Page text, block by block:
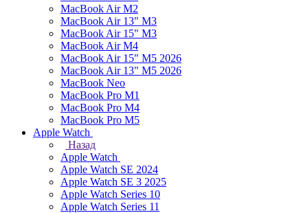
MacBook Air M2
MacBook Air 13" M3
MacBook Air 15" M3
MacBook Air M4
MacBook Air 15" М5 2026
MacBook Air 13" М5 2026
MacBook Neo
MacBook Pro M1
MacBook Pro M4
MacBook Pro M5
Apple Watch
Назад
Apple Watch
Apple Watch SE 2024
Apple Watch SE 3 2025
Apple Watch Series 10
Apple Watch Series 11